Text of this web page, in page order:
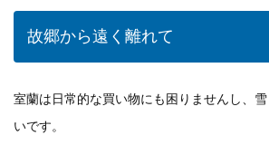
故郷から遠く離れて
室蘭は日常的な買い物にも困りませんし、
いです。